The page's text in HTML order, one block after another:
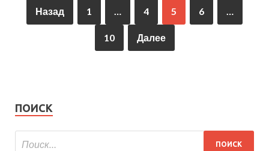
Назад 1 … 4 5 6 …
10 Далее
ПОИСК